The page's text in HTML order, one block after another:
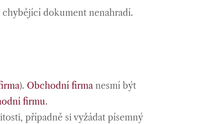
chybějící dokument nenahradí.
). Obchodní firma nesmí být
firmu.
případně si vyžádat písemný